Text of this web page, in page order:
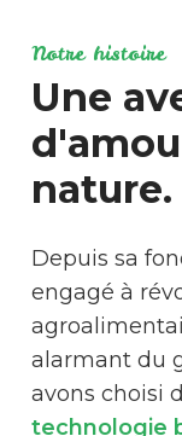
Notre histoire
Une
nature.
Depuis sa
engagé à
alarmant du
avons choisi
technologie